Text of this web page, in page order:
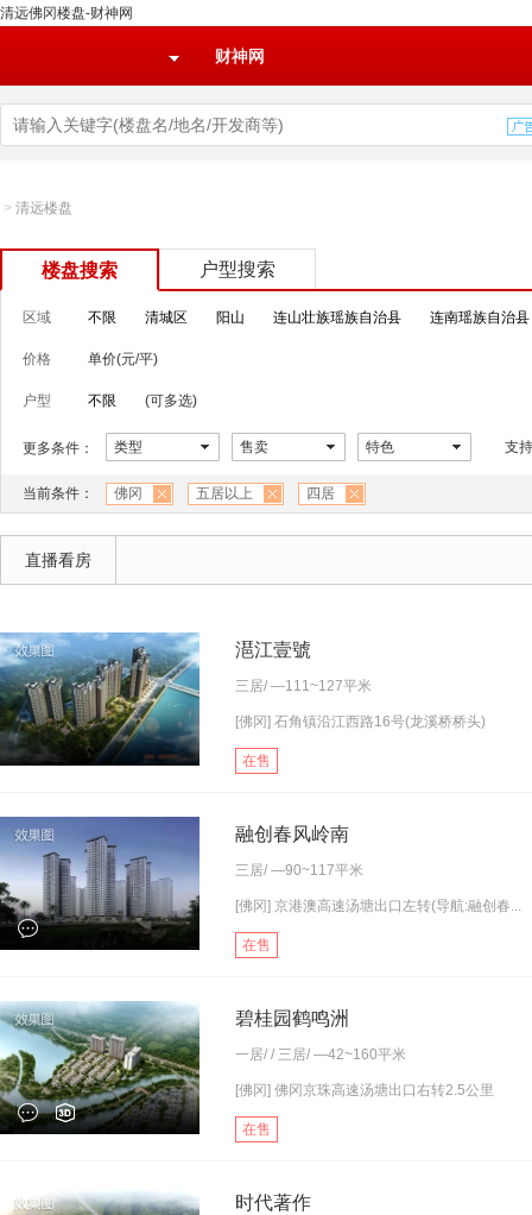
清远佛冈楼盘-财神网
财神网
> 清远楼盘
楼盘搜索 户型搜索
区域 不限 清城区 阳山 连山壮族瑶族自治县 连南瑶族自治县
价格 单价(元/平)
户型 不限 (可多选)
更多条件： 类型 售卖 特色 支
当前条件： 佛冈 五居以上 四居
直播看房
潖江壹號
三居/ —111~127平米
[佛冈] 石角镇沿江西路16号(龙溪桥桥头)
在售
融创春风岭南
三居/ —90~117平米
[佛冈] 京港澳高速汤塘出口左转(导航:融创春...
在售
碧桂园鹤鸣洲
一居/ / 三居/ —42~160平米
[佛冈] 佛冈京珠高速汤塘出口右转2.5公里
在售
时代著作